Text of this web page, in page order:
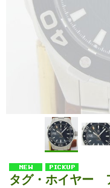
タグ・ホイヤー